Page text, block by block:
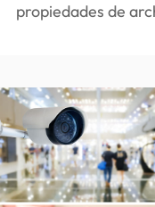
propiedades de